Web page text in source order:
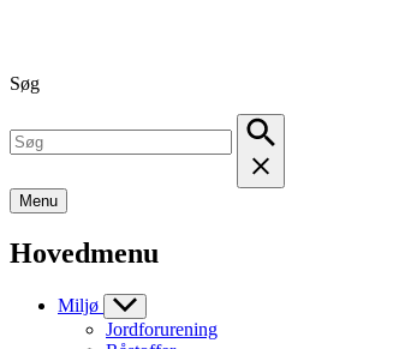
Søg
Menu
Hovedmenu
Miljø
Jordforurening